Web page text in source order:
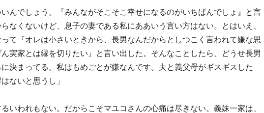
いんでしょう。『みんながそこそこ幸せになるのがいちばんでしょ』と言
なくないけど、息子の妻である私にああいう言い方はない。とはいえ、
て『オレは小さいときから、長男なんだからとしつこく言われて嫌な思
実家とは縁を切りたい』と言い出した。そんなことしたら、どうせ長男
決まってる。私はもめごとが嫌なんです。夫と義父母がギスギスした
ないと思うし」
いわれもない。だからこそマユコさんの心痛は尽きない。義妹一家は、